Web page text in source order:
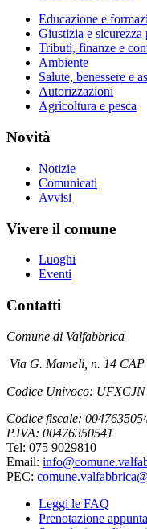
Educazione e
Giustizia e sicurezza
Tributi, finanze e
Ambiente
Salute, benessere e
Autorizzazioni
Agricoltura e pesca
Novità
Notizie
Comunicati
Avvisi
Vivere il comune
Luoghi
Eventi
Contatti
Comune di Valfabbrica
Via G. Mameli, n. 14
Codice Univoco: UFXCJN
Codice fiscale:
P.IVA: 00476350541
Tel: 075 9029810
Email:
PEC:
Leggi le FAQ
Prenotazione